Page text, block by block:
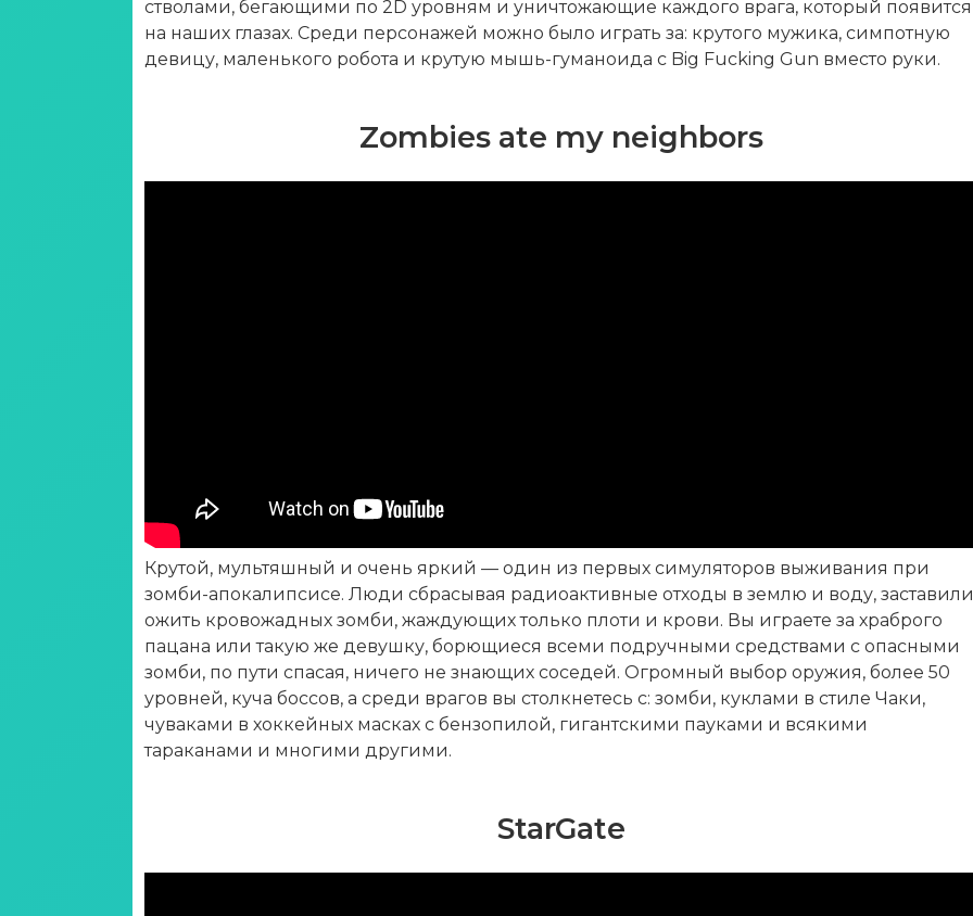
стволами, бегающими по 2D уровням и уничтожающие каждого врага, который появится
на наших глазах. Среди персонажей можно было играть за: крутого мужика, симпотную
девицу, маленького робота и крутую мышь-гуманоида с Big Fucking Gun вместо руки.
Zombies ate my neighbors
Крутой, мультяшный и очень яркий — один из первых симуляторов выживания при
зомби-апокалипсисе. Люди сбрасывая радиоактивные отходы в землю и воду, заставили
ожить кровожадных зомби, жаждующих только плоти и крови. Вы играете за храброго
пацана или такую же девушку, борющиеся всеми подручными средствами с опасными
зомби, по пути спасая, ничего не знающих соседей. Огромный выбор оружия, более 50
уровней, куча боссов, а среди врагов вы столкнетесь с: зомби, куклами в стиле Чаки,
чуваками в хоккейных масках с бензопилой, гигантскими пауками и всякими
тараканами и многими другими.
StarGate